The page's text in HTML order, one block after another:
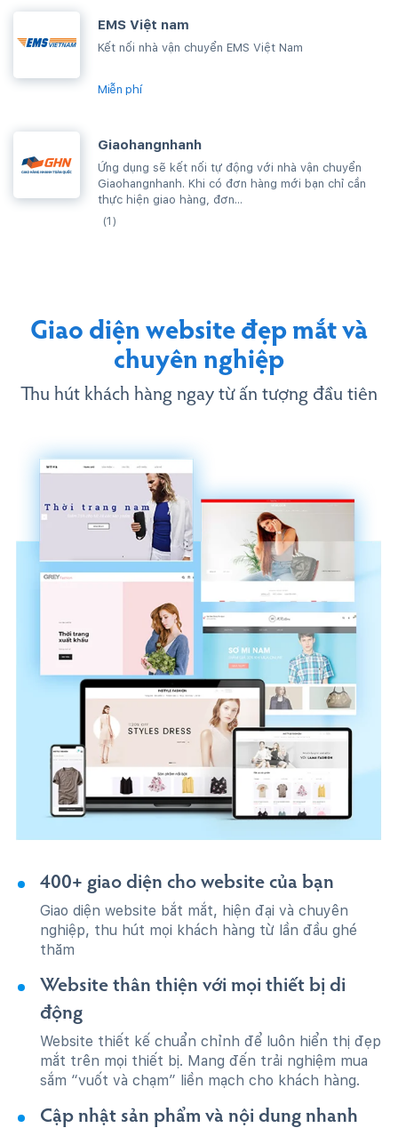
EMS Việt nam
Kết nối nhà vận chuyển EMS Việt Nam
Miễn phí
Giaohangnhanh
Ứng dụng sẽ kết nối tự động với nhà vận chuyển
Giaohangnhanh. Khi có đơn hàng mới bạn chỉ cần
thực hiện giao hàng, đơn...
(1)
Giao diện website đẹp mắt và
chuyên nghiệp
Thu hút khách hàng ngay từ ấn tượng đầu tiên
400+ giao diện cho website của bạn
Giao diện website bắt mắt, hiện đại và chuyên
nghiệp, thu hút mọi khách hàng từ lần đầu ghé
thăm
Website thân thiện với mọi thiết bị di
động
Website thiết kế chuẩn chỉnh để luôn hiển thị đẹp
mắt trên mọi thiết bị. Mang đến trải nghiệm mua
sắm “vuốt và chạm” liền mạch cho khách hàng.
Cập nhật sản phẩm và nội dung nhanh